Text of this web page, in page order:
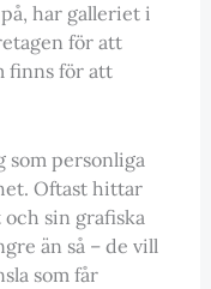
har galleriet i
för att
finns för att
som personliga
Oftast hittar
sin grafiska
än så – de vill
som får